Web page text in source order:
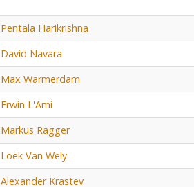
Pentala Harikrishna
David Navara
Max Warmerdam
Erwin L'Ami
Markus Ragger
Loek Van Wely
Alexander Krastev